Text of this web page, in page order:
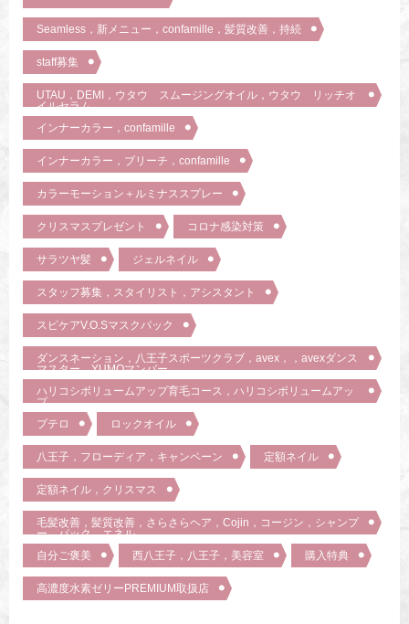
Seamless，新メニュー，confamille，髪質改善，持続
staff募集
UTAU，DEMI，ウタウ スムージングオイル，ウタウ リッチオ
イルセラム
インナーカラー，confamille
インナーカラー，ブリーチ，confamille
カラーモーション＋ルミナススプレー
クリスマスプレゼント コロナ感染対策
サラツヤ髪 ジェルネイル
スタッフ募集，スタイリスト，アシスタント
スピケアV.O.Sマスクパック
ダンスネーション，八王子スポーツクラブ，avex，，avexダンス
マスター，YUMOマンバー
ハリコシボリュームアップ育毛コース，ハリコシボリュームアッ
プ
プテロ
ロックオイル
八王子，フローディア，キャンペーン 定額ネイル
定額ネイル，クリスマス
毛髪改善，髪質改善，さらさらヘア，Cojin，コージン，シャンプ
ー，パック，エネル，
自分ご褒美
西八王子，八王子，美容室 購入特典
高濃度水素ゼリーPREMIUM取扱店